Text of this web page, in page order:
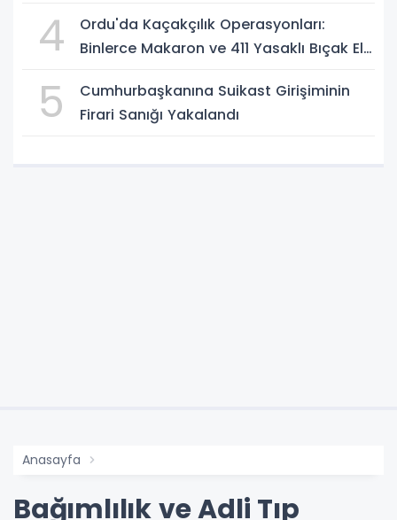
4
Ordu'da Kaçakçılık Operasyonları:
Binlerce Makaron ve 411 Yasaklı Bıçak Ele
5
Cumhurbaşkanına Suikast Girişiminin
Firari Sanığı Yakalandı
Anasayfa
Bağımlılık ve Adli Tıp